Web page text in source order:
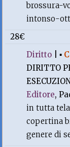
brossura-
intonso-
28€
Diritto |▪
DIRITTO
Editore,
in tutta
copertina
genere di